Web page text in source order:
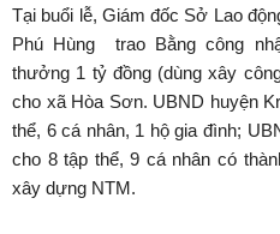
Tại buổi lễ, Giám đốc Sở Lao
Phú Hùng trao Bằng công
thưởng 1 tỷ đồng (dùng xây
cho xã Hòa Sơn. UBND huyện
thể, 6 cá nhân, 1 hộ gia đình;
cho 8 tập thể, 9 cá nhân có
xây dựng NTM.